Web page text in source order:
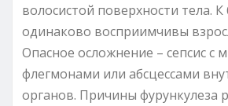
волосистой поверхности тела. К
одинаково восприимчивы
Опасное осложнение – сепсис с
флегмонами или абсцессами
органов. Причины фурункулеза